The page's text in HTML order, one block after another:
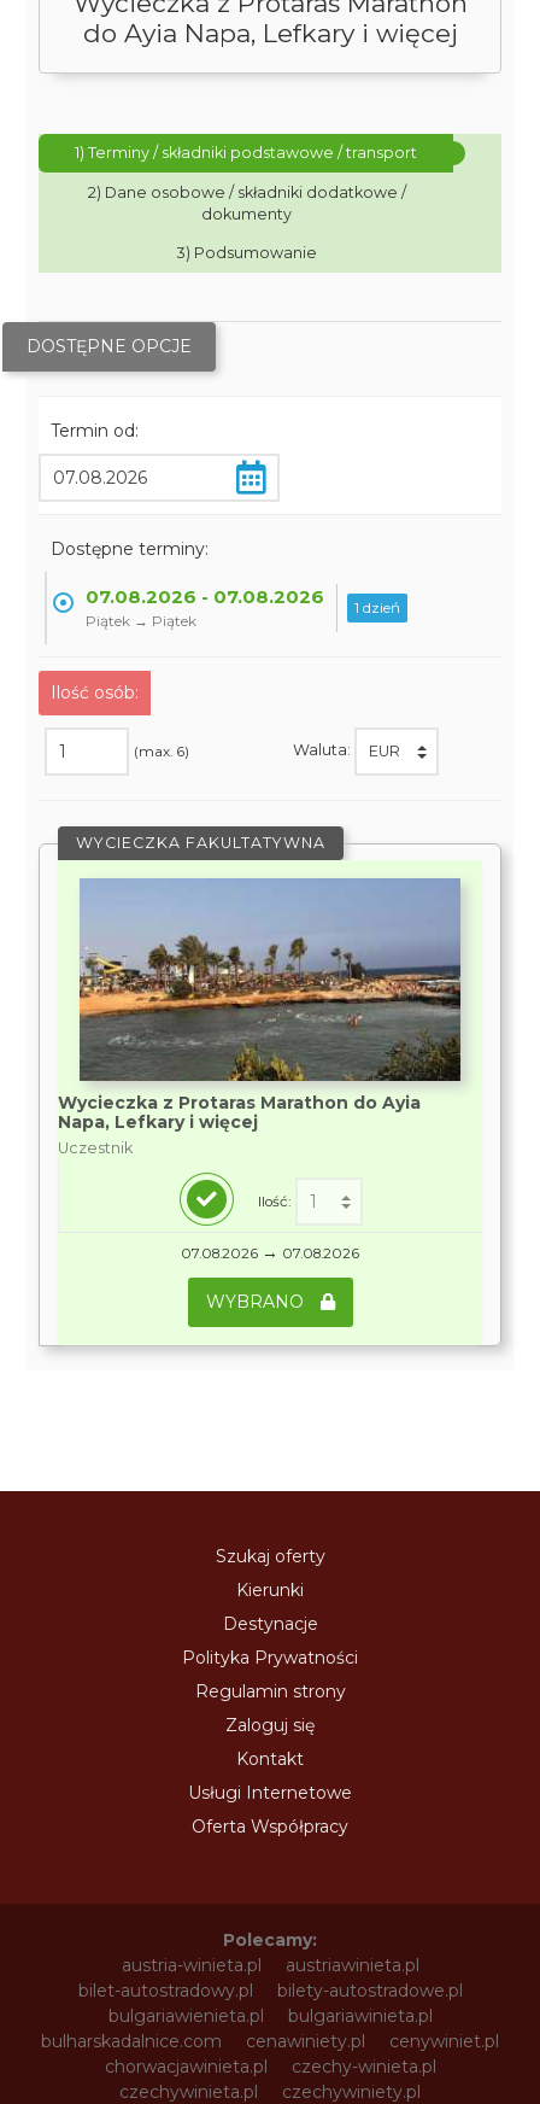
do Ayia Napa, Lefkary i więcej
1) Terminy / składniki podstawowe / transport
2) Dane osobowe / składniki dodatkowe /
dokumenty
3) Podsumowanie
DOSTĘPNE OPCJE
Termin od:
Dostępne terminy:
07.08.2026 - 07.08.2026
Piątek → Piątek
1 dzień
Ilość osób:
(max. 6) Waluta:
WYCIECZKA FAKULTATYWNA
Wycieczka z Protaras Marathon do Ayia
Napa, Lefkary i więcej
Uczestnik
Ilość:
07.08.2026 → 07.08.2026
WYBRANO
Szukaj oferty
Kierunki
Destynacje
Polityka Prywatności
Regulamin strony
Zaloguj się
Kontakt
Usługi Internetowe
Oferta Współpracy
Polecamy:
austria-winieta.pl
austriawinieta.pl
bilet-autostradowy.pl
bilety-autostradowe.pl
bulgariawienieta.pl
bulgariawinieta.pl
bulharskadalnice.com
cenawiniety.pl
cenywiniet.pl
chorwacjawinieta.pl
czechy-winieta.pl
czechywinieta.pl
czechywiniety.pl